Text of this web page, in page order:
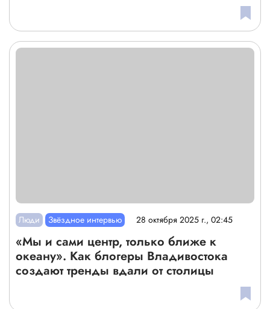
Люди Звёздное интервью 28 октября 2025 г., 02:45
«Мы и сами центр, только ближе к
океану». Как блогеры Владивостока
создают тренды вдали от столицы